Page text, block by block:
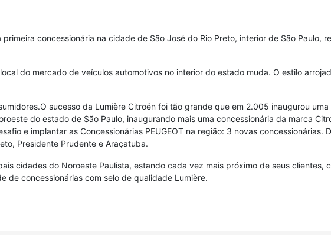
concessionária na cidade de São José do Rio Preto, interior de São Paulo,
do mercado de veículos automotivos no interior do estado muda. O estilo
sucesso da Lumière Citroën foi tão grande que em 2.005 inaugurou
do estado de São Paulo, inaugurando mais uma concessionária da marca
e implantar as Concessionárias PEUGEOT na região: 3 novas concessionárias.
Presidente Prudente e Araçatuba.
cidades do Noroeste Paulista, estando cada vez mais próximo de seus clientes,
de concessionárias com selo de qualidade Lumière.